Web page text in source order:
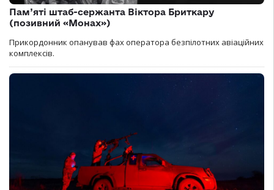
Пам’яті штаб-сержанта Віктора Бриткару
(позивний «Монах»)
Прикордонник опанував фах оператора безпілотних авіаційних
комплексів.